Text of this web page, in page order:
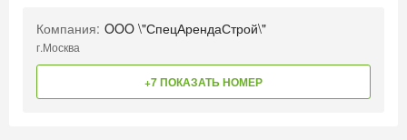
Компания: OOO \"СпецАрендаСтрой\"
г.Москва
+7 ПОКАЗАТЬ НОМЕР